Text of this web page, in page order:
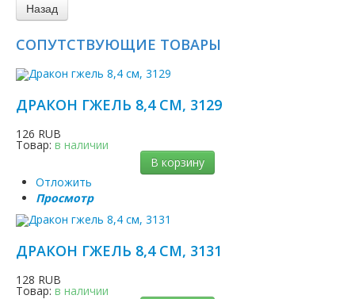
СОПУТСТВУЮЩИЕ ТОВАРЫ
ДРАКОН ГЖЕЛЬ 8,4 СМ, 3129
126 RUB
Товар: в наличии
В корзину
Отложить
Просмотр
ДРАКОН ГЖЕЛЬ 8,4 СМ, 3131
128 RUB
Товар: в наличии